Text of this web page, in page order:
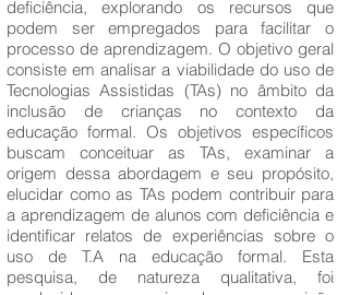
deficiência, explorando os recursos que
podem ser empregados para facilitar o
processo de aprendizagem. O objetivo geral
consiste em analisar a viabilidade do uso de
Tecnologias Assistidas (TAs) no âmbito da
inclusão de crianças no contexto da
educação formal. Os objetivos específicos
buscam conceituar as TAs, examinar a
origem dessa abordagem e seu propósito,
elucidar como as TAs podem contribuir para
a aprendizagem de alunos com deficiência e
identificar relatos de experiências sobre o
uso de T.A na educação formal. Esta
pesquisa, de natureza qualitativa, foi